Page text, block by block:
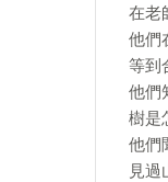
在老
他們
等到
他們
樹是
他們
見過